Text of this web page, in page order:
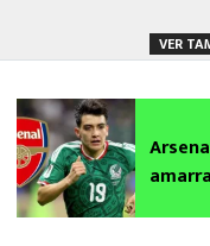
VER